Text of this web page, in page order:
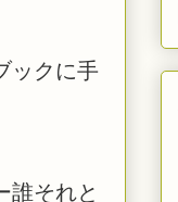
ックに手
誰それと